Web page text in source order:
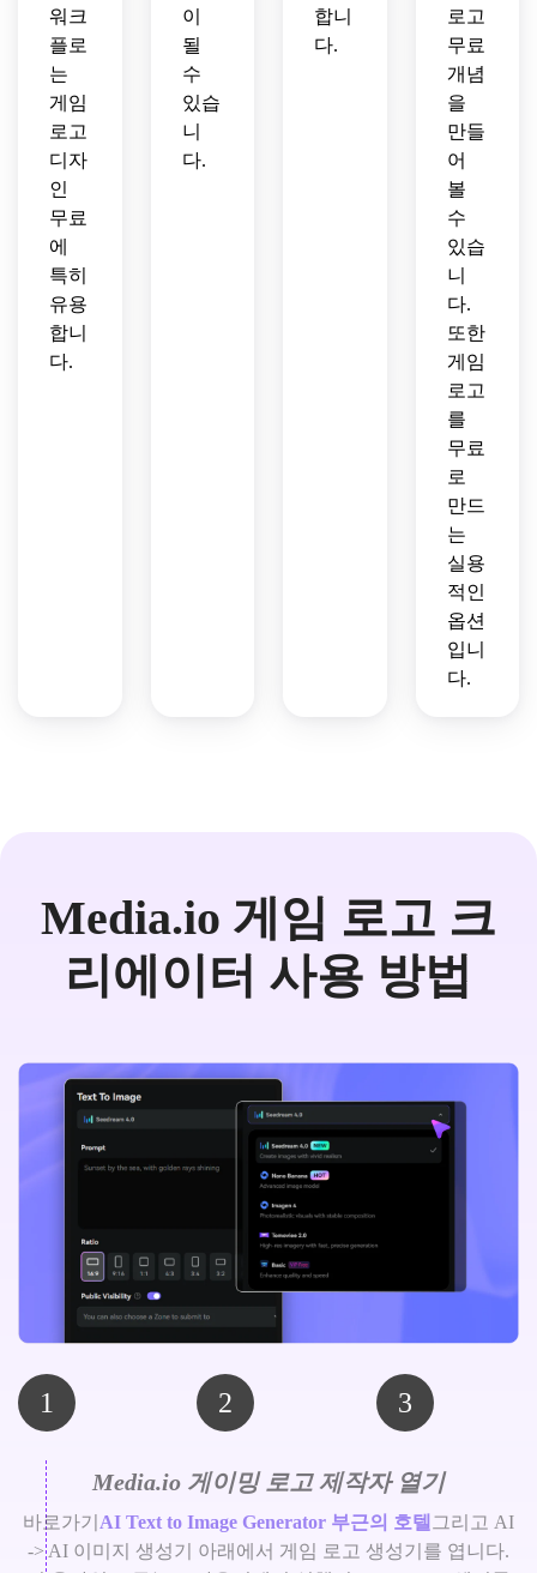
워크
플로
는
게임
로고
디자
인
무료
에
특히
유용
합니
다.
이
될
수
있습
니
다.
합니
다.
로고
무료
개념
을
만들
어
볼
수
있습
니
다.
또한
게임
로고
를
무료
로
만드
는
실용
적인
옵션
입니
다.
Media.io 게임 로고 크
리에이터 사용 방법
1 2 3
Media.io 게이밍 로고 제작자 열기
바로가기 AI Text to Image Generator 부근의 호텔 그리고 AI
-> AI 이미지 생성기 아래에서 게임 로고 생성기를 엽니다.